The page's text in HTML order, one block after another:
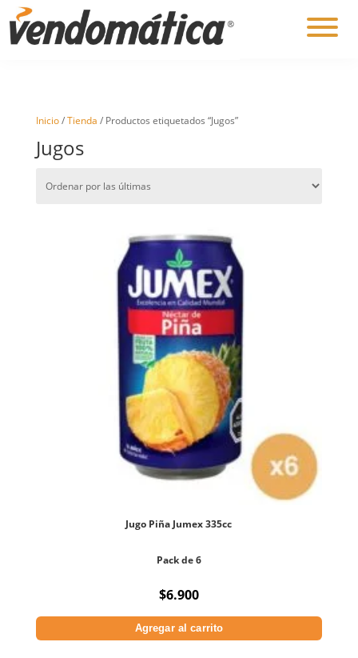
Inicio/Tienda / Productos etiquetados “Jugos”
Jugos
Jugo Piña Jumex 335cc
Pack de 6
$6.900
Agregar al carrito